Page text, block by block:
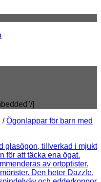
]
/ Ögonlappar för barn med